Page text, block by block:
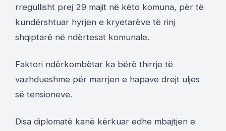
rregullisht prej 29 majit në këto komuna, për të
kundërshtuar hyrjen e kryetarëve të rinj
shqiptarë në ndërtesat komunale.
Faktori ndërkombëtar ka bërë thirrje të
vazhdueshme për marrjen e hapave drejt uljes
së tensioneve.
Disa diplomatë kanë kërkuar edhe mbajtjen e